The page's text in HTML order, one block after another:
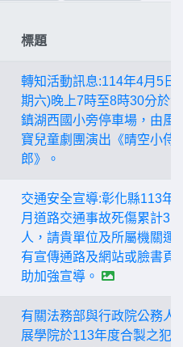
標題
轉知活動訊息:114年4月5日(
期六)晚上7時至8時30分於
鎮湖西國小旁停車場，由風
寶兒童劇團演出《晴空小侍
郎》。
交通安全宣導:彰化縣113年
月道路交通事故死傷累計
人，請貴單位及所屬機關運
有宣傳通路及網站或臉書頁
助加強宣導。
有關法務部與行政院公務人
展學院於113年度合製之犯